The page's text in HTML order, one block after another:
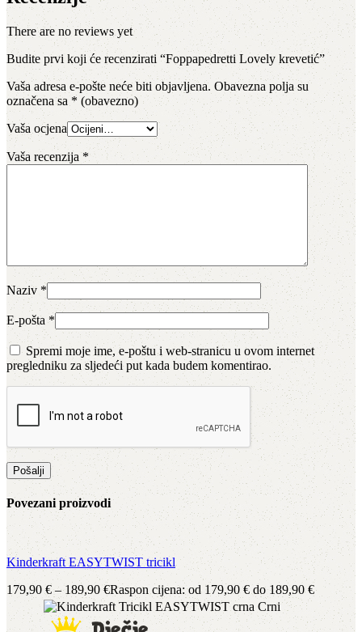
There are no reviews yet
Budite prvi koji će recenzirati “Foppapedretti Lovely krevetić”
Vaša adresa e-pošte neće biti objavljena. Obavezna polja su
označena sa * (obavezno)
Vaša ocjena
Vaša recenzija*
Naziv *
E-pošta*
Spremi moje ime, e-poštu i web-stranicu u ovom internet
pregledniku za sljedeći put kada budem komentirao.
Povezani proizvodi
Kinderkraft EASYTWIST tricikl
179,90 € – 189,90 €Raspon cijena: od 179,90 € do 189,90 €
Crni